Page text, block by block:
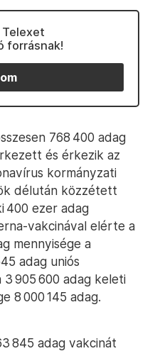
forrásnak!
768 400 adag
és érkezik az
kormányzati
délután közzétett
400 ezer adag
vakcinával elérte a
mennyisége a
adag uniós
3 905 600 adag keleti
8 000 145 adag.
845 adag vakcinát